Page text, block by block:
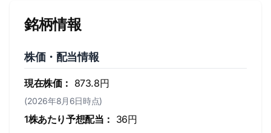
銘柄情報
株価・配当情報
現在株価： 873.8円
(2026年8月6日時点)
1株あたり予想配当： 36円